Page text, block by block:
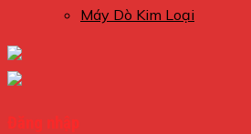
Máy Dò Kim Loại
Đăng nhập